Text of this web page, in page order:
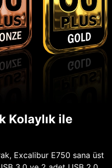
Kolaylık ile
Excalibur E750 sana üst